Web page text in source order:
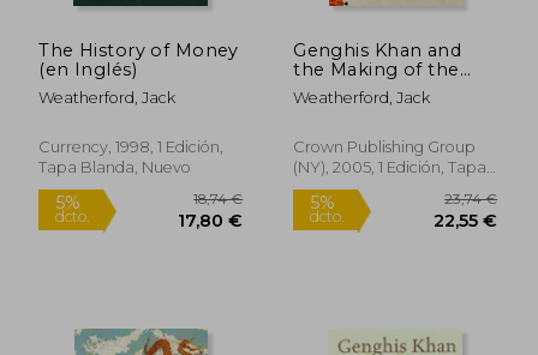
The History of Money
(en Inglés)
Weatherford, Jack
Currency, 1998, 1 Edición,
Tapa Blanda, Nuevo
Genghis Khan and
the Making of the
Modern World (en
Inglés)
Weatherford, Jack
Crown Publishing Group
(NY), 2005, 1 Edición, Tapa
Blanda, Nuevo